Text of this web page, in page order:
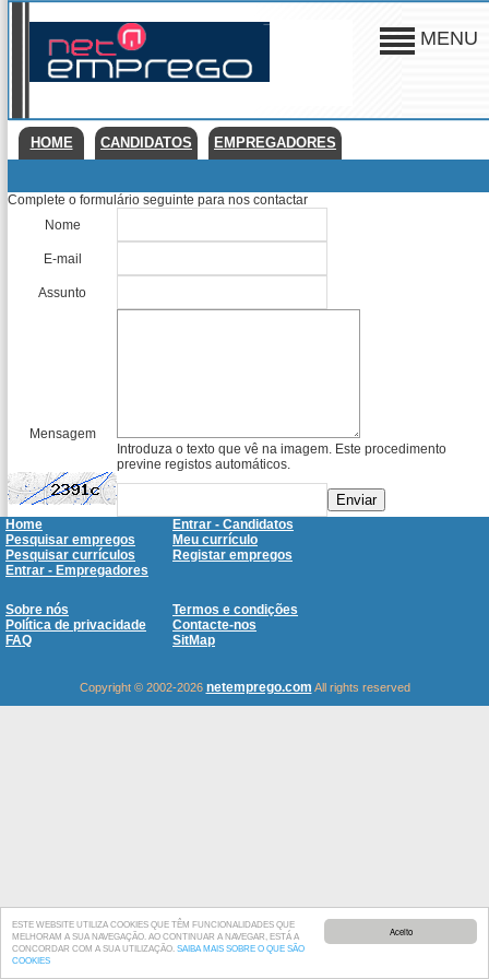
Aceito
ESTE WEBSITE UTILIZA COOKIES QUE TÊM FUNCIONALIDADES QUE
MELHORAM A SUA NAVEGAÇÃO. AO CONTINUAR A NAVEGAR, ESTÁ A
CONCORDAR COM A SUA UTILIZAÇÃO. SAIBA MAIS SOBRE O QUE SÃO
COOKIES
MENU
HOME CANDIDATOS EMPREGADORES
Complete o formulário seguinte para nos contactar
Nome
E-mail
Assunto
Mensagem
Introduza o texto que vê na imagem. Este procedimento
previne registos automáticos.
Enviar
Home
Entrar - Candidatos
Pesquisar empregos
Meu currículo
Pesquisar currículos
Registar empregos
Entrar - Empregadores
Sobre nós
Termos e condições
Política de privacidade
Contacte-nos
FAQ
SitMap
Copyright © 2002-2026 netemprego.com All rights reserved